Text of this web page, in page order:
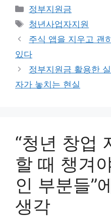
카
테
고
리
정부지원금
태
그
청년사업자지원
주식 앱을 지우고 괜
있다
정부지원금 활용한
자가 놓치는 현실
“청년 창업
할 때 챙겨
인 부분들”
생각